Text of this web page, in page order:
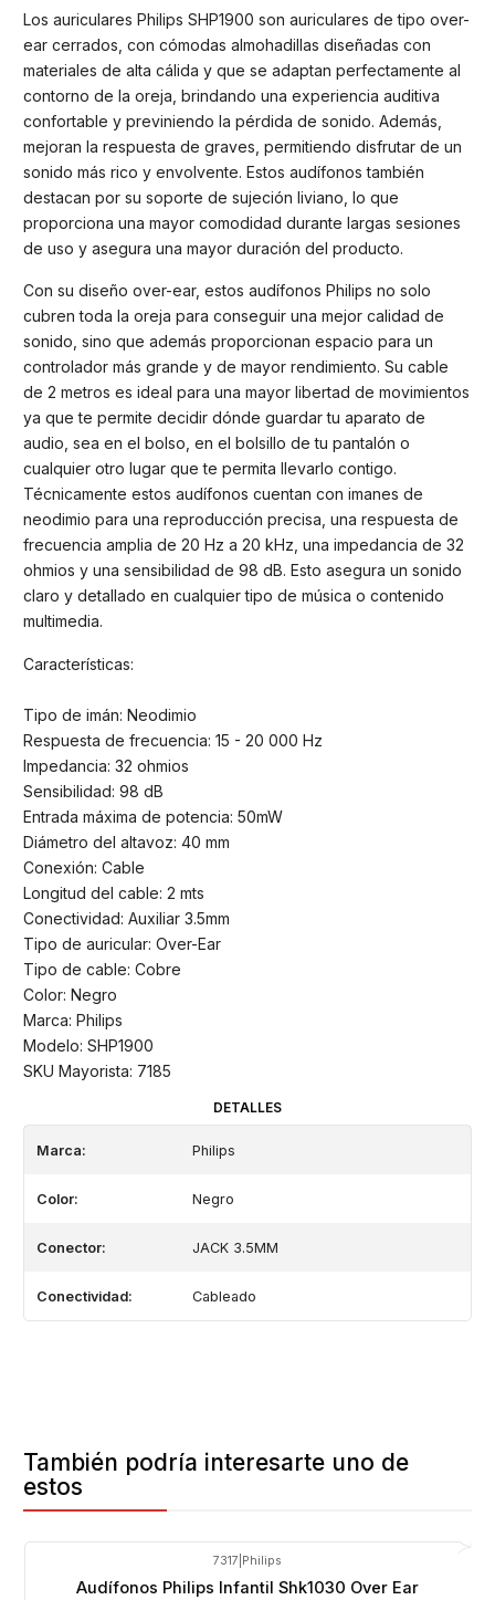
Los auriculares Philips SHP1900 son auriculares de tipo over-
ear cerrados, con cómodas almohadillas diseñadas con
materiales de alta cálida y que se adaptan perfectamente al
contorno de la oreja, brindando una experiencia auditiva
confortable y previniendo la pérdida de sonido. Además,
mejoran la respuesta de graves, permitiendo disfrutar de un
sonido más rico y envolvente. Estos audífonos también
destacan por su soporte de sujeción liviano, lo que
proporciona una mayor comodidad durante largas sesiones
de uso y asegura una mayor duración del producto.
Con su diseño over-ear, estos audífonos Philips no solo
cubren toda la oreja para conseguir una mejor calidad de
sonido, sino que además proporcionan espacio para un
controlador más grande y de mayor rendimiento. Su cable
de 2 metros es ideal para una mayor libertad de movimientos
ya que te permite decidir dónde guardar tu aparato de
audio, sea en el bolso, en el bolsillo de tu pantalón o
cualquier otro lugar que te permita llevarlo contigo.
Técnicamente estos audífonos cuentan con imanes de
neodimio para una reproducción precisa, una respuesta de
frecuencia amplia de 20 Hz a 20 kHz, una impedancia de 32
ohmios y una sensibilidad de 98 dB. Esto asegura un sonido
claro y detallado en cualquier tipo de música o contenido
multimedia.
Características:
Tipo de imán: Neodimio
Respuesta de frecuencia: 15 - 20 000 Hz
Impedancia: 32 ohmios
Sensibilidad: 98 dB
Entrada máxima de potencia: 50mW
Diámetro del altavoz: 40 mm
Conexión: Cable
Longitud del cable: 2 mts
Conectividad: Auxiliar 3.5mm
Tipo de auricular: Over-Ear
Tipo de cable: Cobre
Color: Negro
Marca: Philips
Modelo: SHP1900
SKU Mayorista: 7185
DETALLES
Marca: Philips
Color: Negro
Conector: JACK 3.5MM
Conectividad: Cableado
También podría interesarte uno de
estos
7317 Philips
Audífonos Philips Infantil Shk1030 Over Ear